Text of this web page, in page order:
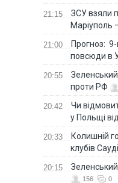
21:15
ЗСУ взяли
Маріуполь
21:00
Прогноз:
повсюди в
20:55
проти РФ
20:42
Чи
у Польщі
20:33
Колишній
клубів
20:15
156 0